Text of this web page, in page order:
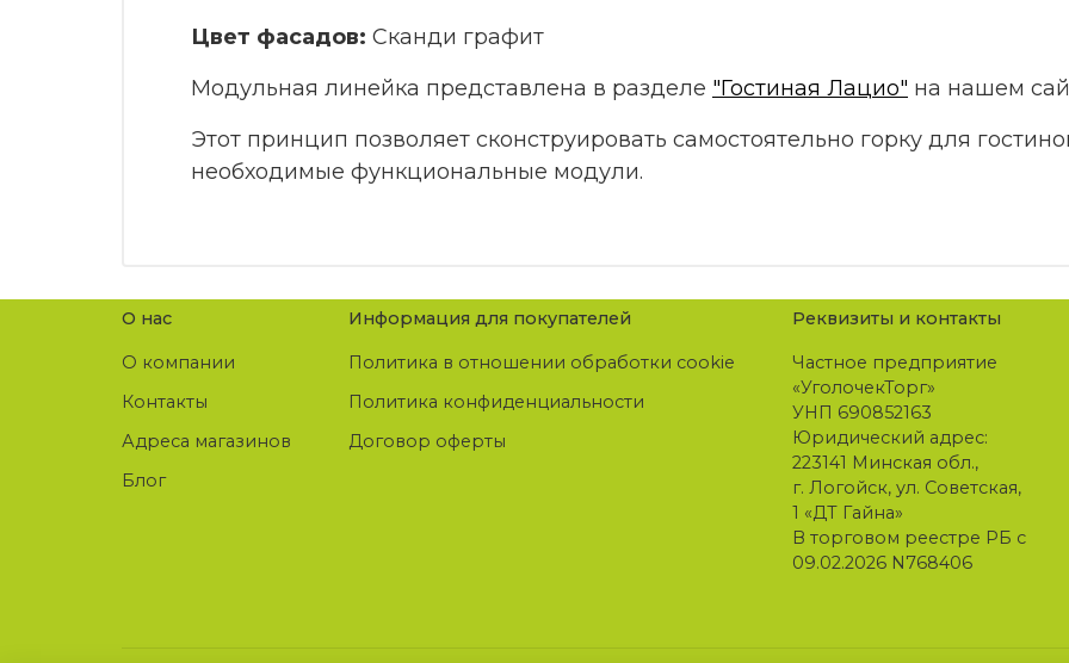
Цвет фасадов: Сканди графит
Модульная линейка представлена в разделе "Гостиная Лацио" на нашем
Этот принцип позволяет сконструировать самостоятельно горку для
необходимые функциональные модули.
О нас
О компании
Контакты
Адреса магазинов
Блог
Информация для покупателей
Политика в отношении обработки cookie
Политика конфиденциальности
Договор оферты
Реквизиты и контакты
Частное предприятие
«УголочекТорг»
УНП 690852163
Юридический адрес:
223141 Минская обл.,
г. Логойск, ул. Советская,
1 «ДТ Гайна»
В торговом реестре РБ с
09.02.2026 N768406